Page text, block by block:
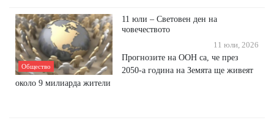
Общество
11 юли – Световен ден на
човечеството
11 юли, 2026
Прогнозите на ООН са, че през
2050-а година на Земята ще живеят
около 9 милиарда жители